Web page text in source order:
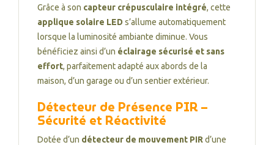
Grâce à son capteur crépusculaire intégré, cette
applique solaire LED s’allume automatiquement
lorsque la luminosité ambiante diminue. Vous
bénéficiez ainsi d’un éclairage sécurisé et sans
effort, parfaitement adapté aux abords de la
maison, d’un garage ou d’un sentier extérieur.
Détecteur de Présence PIR –
Sécurité et Réactivité
Dotée d’un détecteur de mouvement PIR d’une